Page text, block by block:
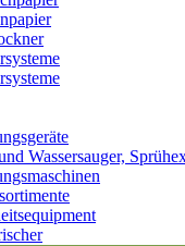
Wassersauger,